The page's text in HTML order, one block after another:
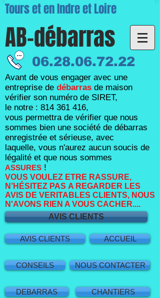
Tours et en Indre et Loire
AB-débarras
06.28.06.72.22
Avant de vous engager avec une
entreprise de débarras de maison
vérifier son numéro de SIRET,
le notre : 814 361 416,
vous permettra de vérifier que nous
sommes bien une société de débarras
enregistrée et sérieuse, avec
laquelle, vous n'aurez aucun soucis de
légalité et que nous sommes
ASSURES !
VOUS VOULEZ ETRE RASSURE,
N’HÉSITEZ PAS A REGARDER LES
AVIS DE VERITABLES CLIENTS, NOUS
N'AVONS RIEN A VOUS CACHER....
AVIS CLIENTS
AVIS CLIENTS ACCUEIL
CONSEILS
DEBARRAS
NOUS CONTACTER
CHANTIERS